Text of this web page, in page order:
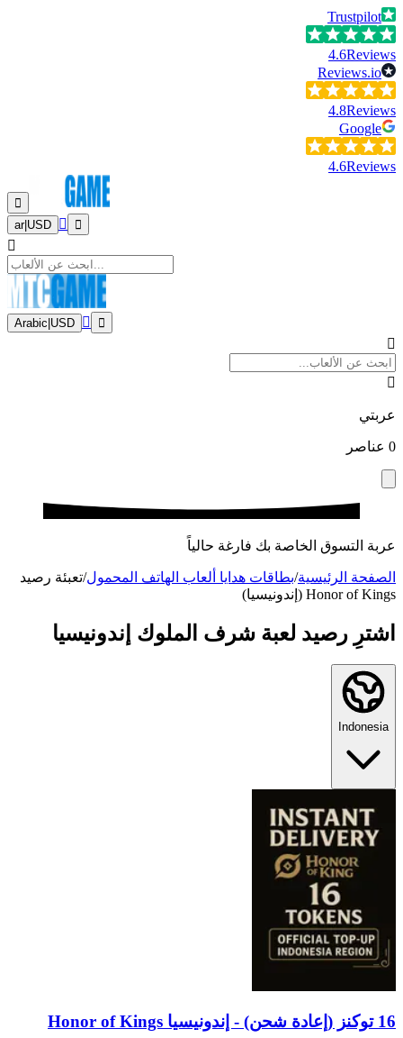
Trustpilot
4.6Reviews
Reviews.io
4.8Reviews
Google
4.6Reviews
ar| USD
Arabic USD
عربتي
0 عناصر
عربة التسوق الخاصة بك فارغة حالياً
الصفحة الرئيسية/بطاقات هدايا ألعاب الهاتف المحمول/تعبئة رصيد
Honor of Kings (إندونيسيا)
اشترِ رصيد لعبة شرف الملوك إندونيسيا
Indonesia
16 توكنز (إعادة شحن) - إندونيسيا Honor of Kings